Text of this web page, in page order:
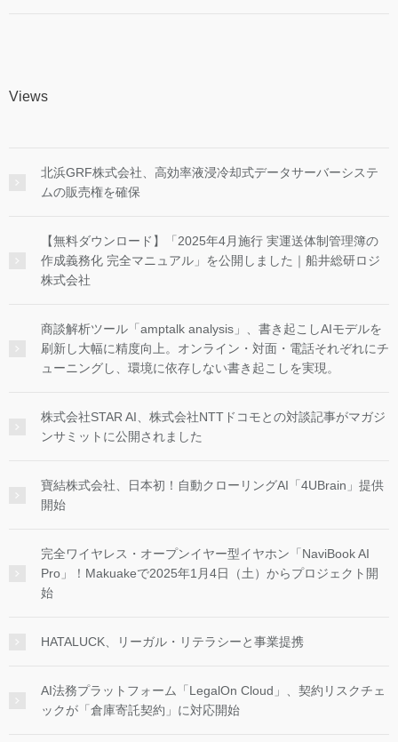
Views
北浜GRF株式会社、高効率液浸冷却式データサーバーシステ
ムの販売権を確保
【無料ダウンロード】「2025年4月施行 実運送体制管理簿の
作成義務化 完全マニュアル」を公開しました｜船井総研ロジ
株式会社
商談解析ツール「amptalk analysis」、書き起こしAIモデルを
刷新し大幅に精度向上。オンライン・対面・電話それぞれにチ
ューニングし、環境に依存しない書き起こしを実現。
株式会社STAR AI、株式会社NTTドコモとの対談記事がマガジ
ンサミットに公開されました
寶結株式会社、日本初！自動クローリングAI「4UBrain」提供
開始
完全ワイヤレス・オープンイヤー型イヤホン「NaviBook AI
Pro」！Makuakeで2025年1月4日（土）からプロジェクト開
始
HATALUCK、リーガル・リテラシーと事業提携
AI法務プラットフォーム「LegalOn Cloud」、契約リスクチェ
ックが「倉庫寄託契約」に対応開始